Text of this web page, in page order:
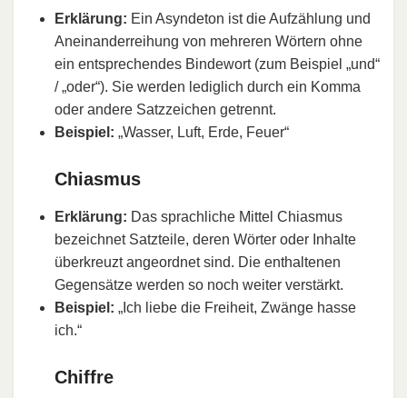
Erklärung: Ein Asyndeton ist die Aufzählung und
Aneinanderreihung von mehreren Wörtern ohne
ein entsprechendes Bindewort (zum Beispiel „und“
/ „oder“). Sie werden lediglich durch ein Komma
oder andere Satzzeichen getrennt.
Beispiel: „Wasser, Luft, Erde, Feuer“
Chiasmus
Erklärung: Das sprachliche Mittel Chiasmus
bezeichnet Satzteile, deren Wörter oder Inhalte
überkreuzt angeordnet sind. Die enthaltenen
Gegensätze werden so noch weiter verstärkt.
Beispiel: „Ich liebe die Freiheit, Zwänge hasse
ich.“
Chiffre